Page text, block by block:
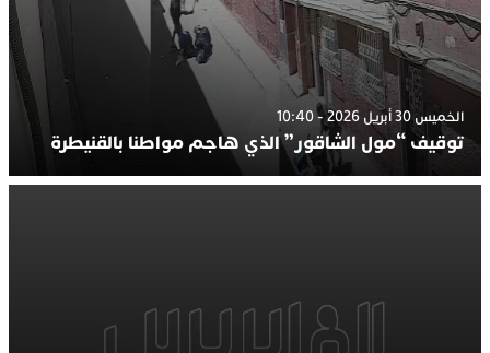
الخميس 30 أبريل 2026 - 10:40
توقيف “مول الشاقور” الذي هاجم مواطنا بالقنيطرة